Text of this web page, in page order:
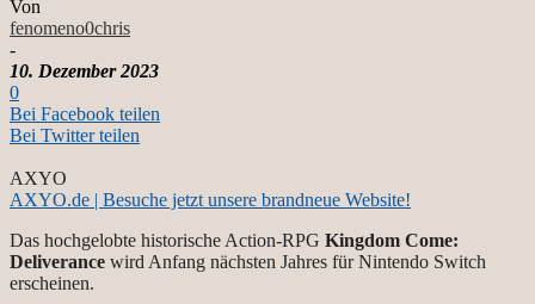
Von
fenomeno0chris
-
10. Dezember 2023
0
Bei Facebook teilen
Bei Twitter teilen
AXYO
AXYO.de | Besuche jetzt unsere brandneue Website!
Das hochgelobte historische Action-RPG Kingdom Come:
Deliverance wird Anfang nächsten Jahres für Nintendo Switch
erscheinen.